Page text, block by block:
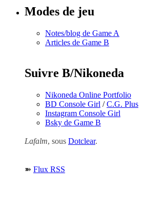
Modes de jeu
Notes/blog de Game A
Articles de Game B
Suivre B/Nikoneda
Nikoneda Online Portfolio
BD Console Girl /C.G. Plus
Instagram Console Girl
Bsky de Game B
Lafalm, sous Dotclear.
➽ Flux RSS